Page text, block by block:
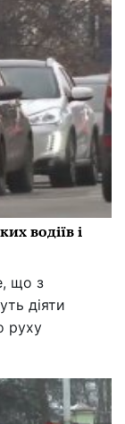
водіїв і
що з
діяти
руху